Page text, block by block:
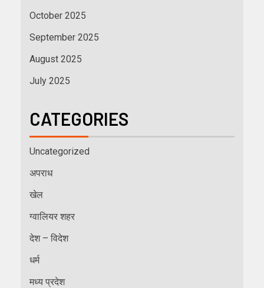
October 2025
September 2025
August 2025
July 2025
CATEGORIES
Uncategorized
अपराध
खेल
ग्वालियर शहर
देश – विदेश
धर्म
मध्य प्रदेश